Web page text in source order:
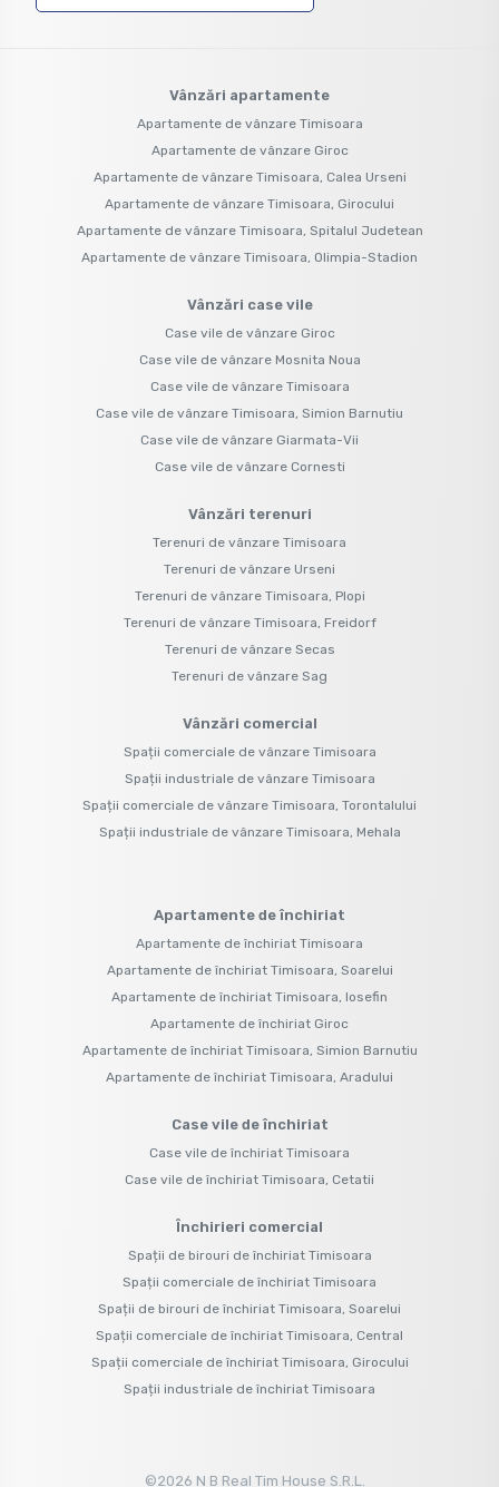
Vânzări apartamente
Apartamente de vânzare Timisoara
Apartamente de vânzare Giroc
Apartamente de vânzare Timisoara, Calea Urseni
Apartamente de vânzare Timisoara, Girocului
Apartamente de vânzare Timisoara, Spitalul Judetean
Apartamente de vânzare Timisoara, Olimpia-Stadion
Vânzări case vile
Case vile de vânzare Giroc
Case vile de vânzare Mosnita Noua
Case vile de vânzare Timisoara
Case vile de vânzare Timisoara, Simion Barnutiu
Case vile de vânzare Giarmata-Vii
Case vile de vânzare Cornesti
Vânzări terenuri
Terenuri de vânzare Timisoara
Terenuri de vânzare Urseni
Terenuri de vânzare Timisoara, Plopi
Terenuri de vânzare Timisoara, Freidorf
Terenuri de vânzare Secas
Terenuri de vânzare Sag
Vânzări comercial
Spații comerciale de vânzare Timisoara
Spații industriale de vânzare Timisoara
Spații comerciale de vânzare Timisoara, Torontalului
Spații industriale de vânzare Timisoara, Mehala
Apartamente de închiriat
Apartamente de închiriat Timisoara
Apartamente de închiriat Timisoara, Soarelui
Apartamente de închiriat Timisoara, Iosefin
Apartamente de închiriat Giroc
Apartamente de închiriat Timisoara, Simion Barnutiu
Apartamente de închiriat Timisoara, Aradului
Case vile de închiriat
Case vile de închiriat Timisoara
Case vile de închiriat Timisoara, Cetatii
Închirieri comercial
Spații de birouri de închiriat Timisoara
Spații comerciale de închiriat Timisoara
Spații de birouri de închiriat Timisoara, Soarelui
Spații comerciale de închiriat Timisoara, Central
Spații comerciale de închiriat Timisoara, Girocului
Spații industriale de închiriat Timisoara
©2026 N B Real Tim House S.R.L.